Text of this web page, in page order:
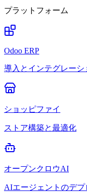
プラットフォーム
Odoo ERP
導入とインテグレーシ
ショッピファイ
ストア構築と最適化
オープンクロウAI
AIエージェントのデプ